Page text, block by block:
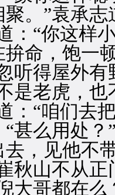
。”袁承
：“你这样
命，饱一
听得屋外
是老虎，
：“咱们去
甚么用处
，见他不
秋山不从
大哥都在